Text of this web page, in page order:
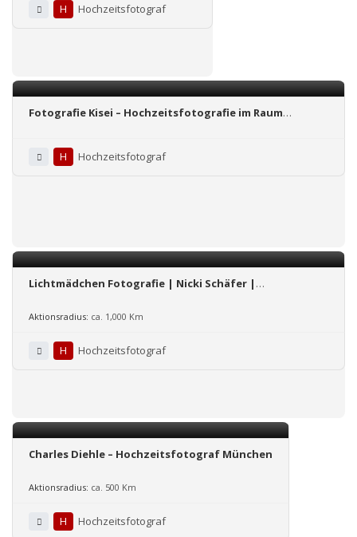
H Hochzeitsfotograf
Fotografie Kisei – Hochzeitsfotografie im Raum
H
Hochzeitsfotograf
Lichtmädchen Fotografie | Nicki Schäfer |
Aktionsradius: ca. 1,000 Km
H Hochzeitsfotograf
Charles Diehle – Hochzeitsfotograf München
Aktionsradius: ca. 500 Km
H Hochzeitsfotograf